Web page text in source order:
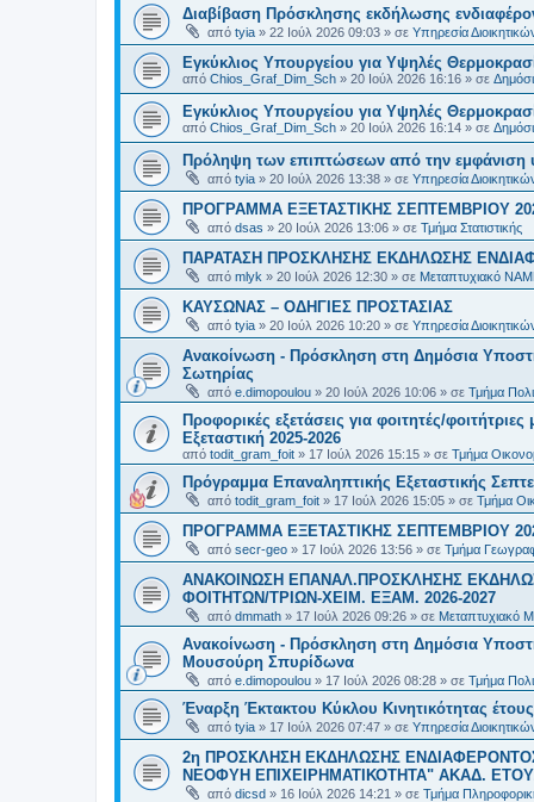
Διαβίβαση Πρόσκλησης εκδήλωσης
από tyia » 22 Ιούλ 2026 09:03 » σε Υπηρεσία
Εγκύκλιος Υπουργείου για Υψηλές
από Chios_Graf_Dim_Sch » 20 Ιούλ 2026 16:16 » σε
Εγκύκλιος Υπουργείου για Υψηλές
από Chios_Graf_Dim_Sch » 20 Ιούλ 2026 16:14 » σε
Πρόληψη των επιπτώσεων από την εμφάνιση
από tyia » 20 Ιούλ 2026 13:38 » σε Υπηρεσία
ΠΡΟΓΡΑΜΜΑ ΕΞΕΤΑΣΤΙΚΗΣ ΣΕΠΤΕΜΒΡΙΟΥ
από dsas » 20 Ιούλ 2026 13:06 » σε Τμήμα Στατιστικής
ΠΑΡΑΤΑΣΗ ΠΡΟΣΚΛΗΣΗΣ ΕΚΔΗΛΩΣΗΣ
από mlyk » 20 Ιούλ 2026 12:30 » σε Μεταπτυχιακό
ΚΑΥΣΩΝΑΣ – ΟΔΗΓΙΕΣ ΠΡΟΣΤΑΣΙΑΣ
από tyia » 20 Ιούλ 2026 10:20 » σε Υπηρεσία
Ανακοίνωση - Πρόσκληση στη Δημόσια
Σωτηρίας
από e.dimopoulou » 20 Ιούλ 2026 10:06 » σε Τμήμα
Προφορικές εξετάσεις για φοιτητές/
Εξεταστική 2025-2026
από todit_gram_foit » 17 Ιούλ 2026 15:15 » σε Τμήμα
Πρόγραμμα Επαναληπτικής Εξεταστικής
από todit_gram_foit » 17 Ιούλ 2026 15:05 » σε Τμήμα
ΠΡΟΓΡΑΜΜΑ ΕΞΕΤΑΣΤΙΚΗΣ ΣΕΠΤΕΜΒΡΙΟΥ
από secr-geo » 17 Ιούλ 2026 13:56 » σε Τμήμα
ΑΝΑΚΟΙΝΩΣΗ ΕΠΑΝΑΛ.ΠΡΟΣΚΛΗΣΗΣ
ΦΟΙΤΗΤΩΝ/ΤΡΙΩΝ-ΧΕΙΜ. ΕΞΑΜ. 2026-2027
από dmmath » 17 Ιούλ 2026 09:26 » σε Μεταπτυχιακό
Ανακοίνωση - Πρόσκληση στη Δημόσια
Μουσούρη Σπυρίδωνα
από e.dimopoulou » 17 Ιούλ 2026 08:28 » σε Τμήμα
Έναρξη Έκτακτου Κύκλου Κινητικότητας
από tyia » 17 Ιούλ 2026 07:47 » σε Υπηρεσία
2η ΠΡΟΣΚΛΗΣΗ ΕΚΔΗΛΩΣΗΣ
ΝΕΟΦΥΗ ΕΠΙΧΕΙΡΗΜΑΤΙΚΟΤΗΤΑ" ΑΚΑΔ.
από dicsd » 16 Ιούλ 2026 14:21 » σε Τμήμα